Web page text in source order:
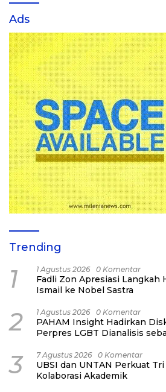
Ads
Trending
1 1 Agustus 2026 0 Komentar
Fadli Zon Apresiasi Langkah
Ismail ke Nobel Sastra
2 1 Agustus 2026 0 Komentar
PAHAM Insight Hadirkan
Perpres LGBT Dianalisis
3 7 Agustus 2026 0 Komentar
UBSI dan UNTAN Perkuat
Kolaborasi Akademik